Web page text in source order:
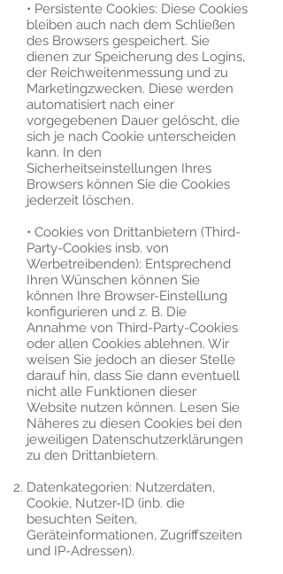
• Persistente Cookies: Diese Cookies
bleiben auch nach dem Schließen
des Browsers gespeichert. Sie
dienen zur Speicherung des Logins,
der Reichweitenmessung und zu
Marketingzwecken. Diese werden
automatisiert nach einer
vorgegebenen Dauer gelöscht, die
sich je nach Cookie unterscheiden
kann. In den
Sicherheitseinstellungen Ihres
Browsers können Sie die Cookies
jederzeit löschen.
• Cookies von Drittanbietern (Third-
Party-Cookies insb. von
Werbetreibenden): Entsprechend
Ihren Wünschen können Sie
können Ihre Browser-Einstellung
konfigurieren und z. B. Die
Annahme von Third-Party-Cookies
oder allen Cookies ablehnen. Wir
weisen Sie jedoch an dieser Stelle
darauf hin, dass Sie dann eventuell
nicht alle Funktionen dieser
Website nutzen können. Lesen Sie
Näheres zu diesen Cookies bei den
jeweiligen Datenschutzerklärungen
zu den Drittanbietern.
Datenkategorien: Nutzerdaten,
Cookie, Nutzer-ID (inb. die
besuchten Seiten,
Geräteinformationen, Zugriffszeiten
und IP-Adressen).